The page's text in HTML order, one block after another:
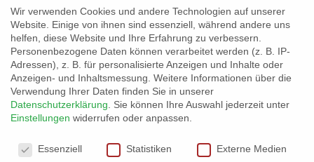
Wir verwenden Cookies und andere Technologien auf unserer
Website. Einige von ihnen sind essenziell, während andere uns
helfen, diese Website und Ihre Erfahrung zu verbessern.
Personenbezogene Daten können verarbeitet werden (z. B. IP-
Adressen), z. B. für personalisierte Anzeigen und Inhalte oder
Anzeigen- und Inhaltsmessung. Weitere Informationen über die
Verwendung Ihrer Daten finden Sie in unserer
Datenschutzerklärung
Sie können Ihre Auswahl jederzeit unter
Einstellungen widerrufen oder anpassen.
Essenziell
Statistiken Externe Medien